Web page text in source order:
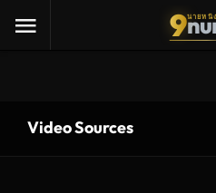
9นายหนัง
Video Sources